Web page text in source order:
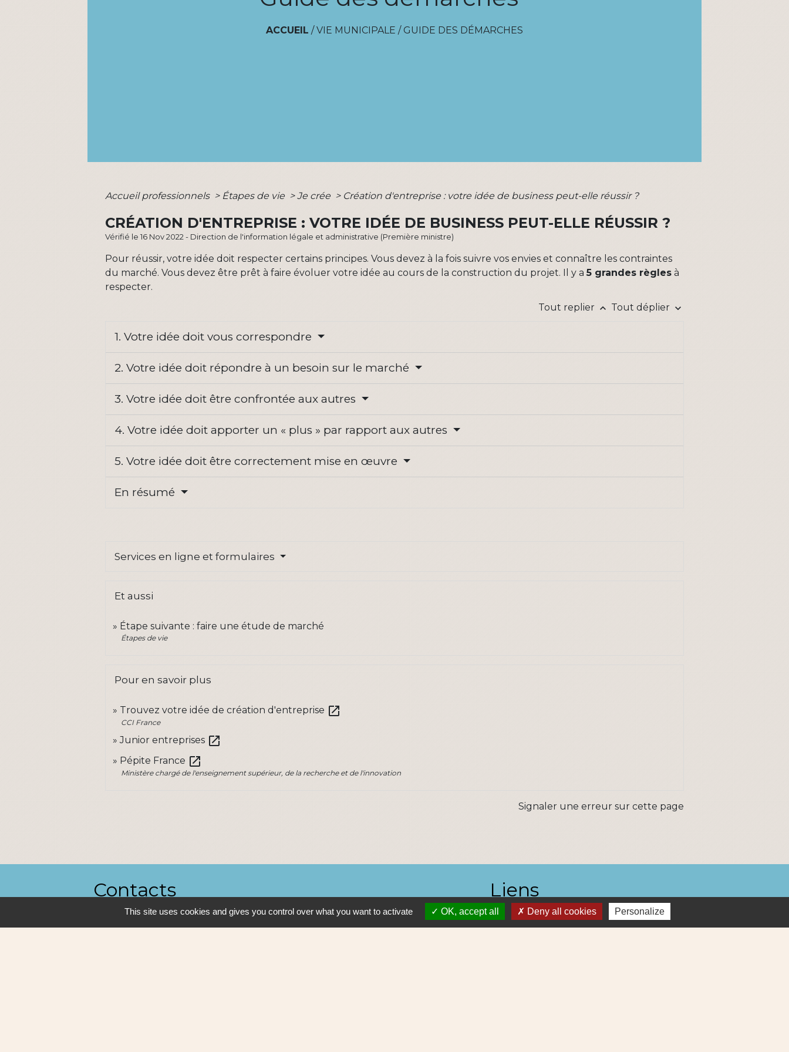
ACCUEIL /VIE MUNICIPALE / GUIDE DES DÉMARCHES
Accueil professionnels > Étapes de vie > Je crée > Création d'entreprise : votre idée de business peut-elle réussir ?
CRÉATION D'ENTREPRISE : VOTRE IDÉE DE BUSINESS PEUT-ELLE RÉUSSIR ?
Vérifié le 16 Nov 2022 - Direction de l'information légale et administrative (Première ministre)
Pour réussir, votre idée doit respecter certains principes. Vous devez à la fois suivre vos envies et connaître les contraintes
du marché. Vous devez être prêt à faire évoluer votre idée au cours de la construction du projet. Il y a5 grandes règles à
respecter.
Tout replier keyboard_arrow_up Tout déplier keyboard_arrow_down
1. Votre idée doit vous correspondre
2. Votre idée doit répondre à un besoin sur le marché
3. Votre idée doit être confrontée aux autres
4. Votre idée doit apporter un « plus » par rapport aux autres
5. Votre idée doit être correctement mise en œuvre
En résumé
Services en ligne et formulaires
Et aussi
Étape suivante : faire une étude de marché
Étapes de vie
Pour en savoir plus
Trouvez votre idée de création d'entreprise open_in_new
CCI France
Junior entreprises open_in_new
Pépite France open_in_new
Ministère chargé de l'enseignement supérieur, de la recherche et de l'innovation
Signaler une erreur sur cette page
Contacts
Ville de Sautron
14, rue de la Vallée
Liens
Nantes Métropole
This site uses cookies and gives you control over what you want to activate OK, accept all Deny all cookies Personalize